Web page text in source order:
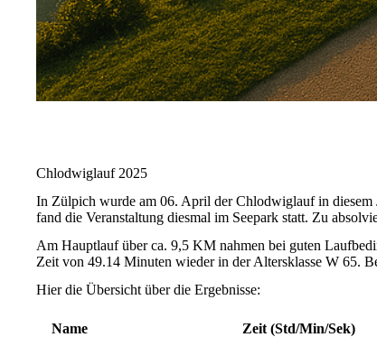
Chlodwiglauf 2025
In Zülpich wurde am 06. April der Chlodwiglauf in diesem
fand die Veranstaltung diesmal im Seepark statt. Zu
Am Hauptlauf über ca. 9,5 KM nahmen bei guten
Zeit von 49.14 Minuten wieder in der Altersklasse W 65.
Hier die Übersicht über die Ergebnisse:
Name Zeit (Std/Min/Sek)